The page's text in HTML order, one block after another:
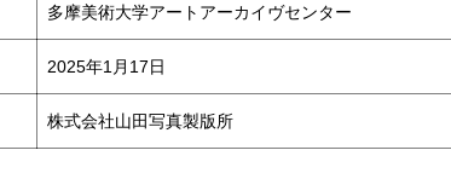
多摩美術大学アートアーカイヴセンター
2025年1月17日
株式会社山田写真製版所